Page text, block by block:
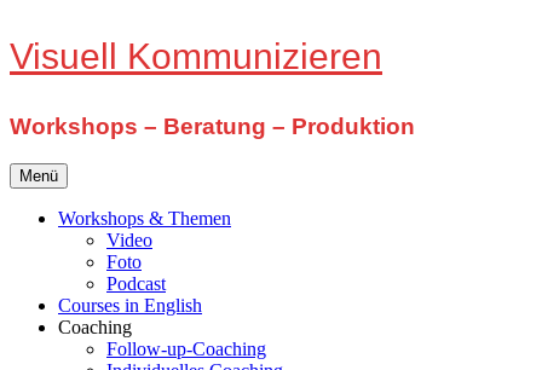
Zum
Inhalt
Visuell Kommunizieren
Workshops – Beratung – Produktion
Menü
Workshops & Themen
Video
Foto
Podcast
Courses in English
Coaching
Follow-up-Coaching